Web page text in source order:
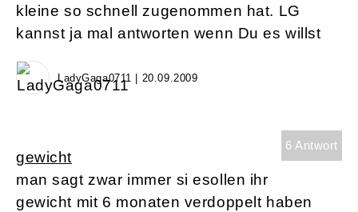
kleine so schnell zugenommen hat. LG
kannst ja mal antworten wenn Du es willst
LadyGaga0711 | 20.09.2009
6 Antwort
gewicht
man sagt zwar immer si esollen ihr
gewicht mit 6 monaten verdoppelt haben